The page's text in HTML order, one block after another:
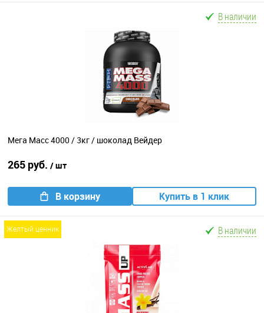
В наличии
Мега Масс 4000 / 3кг / шоколад Вейдер
265 руб. / шт
В корзину Купить в 1 клик
желтый ценник В наличии